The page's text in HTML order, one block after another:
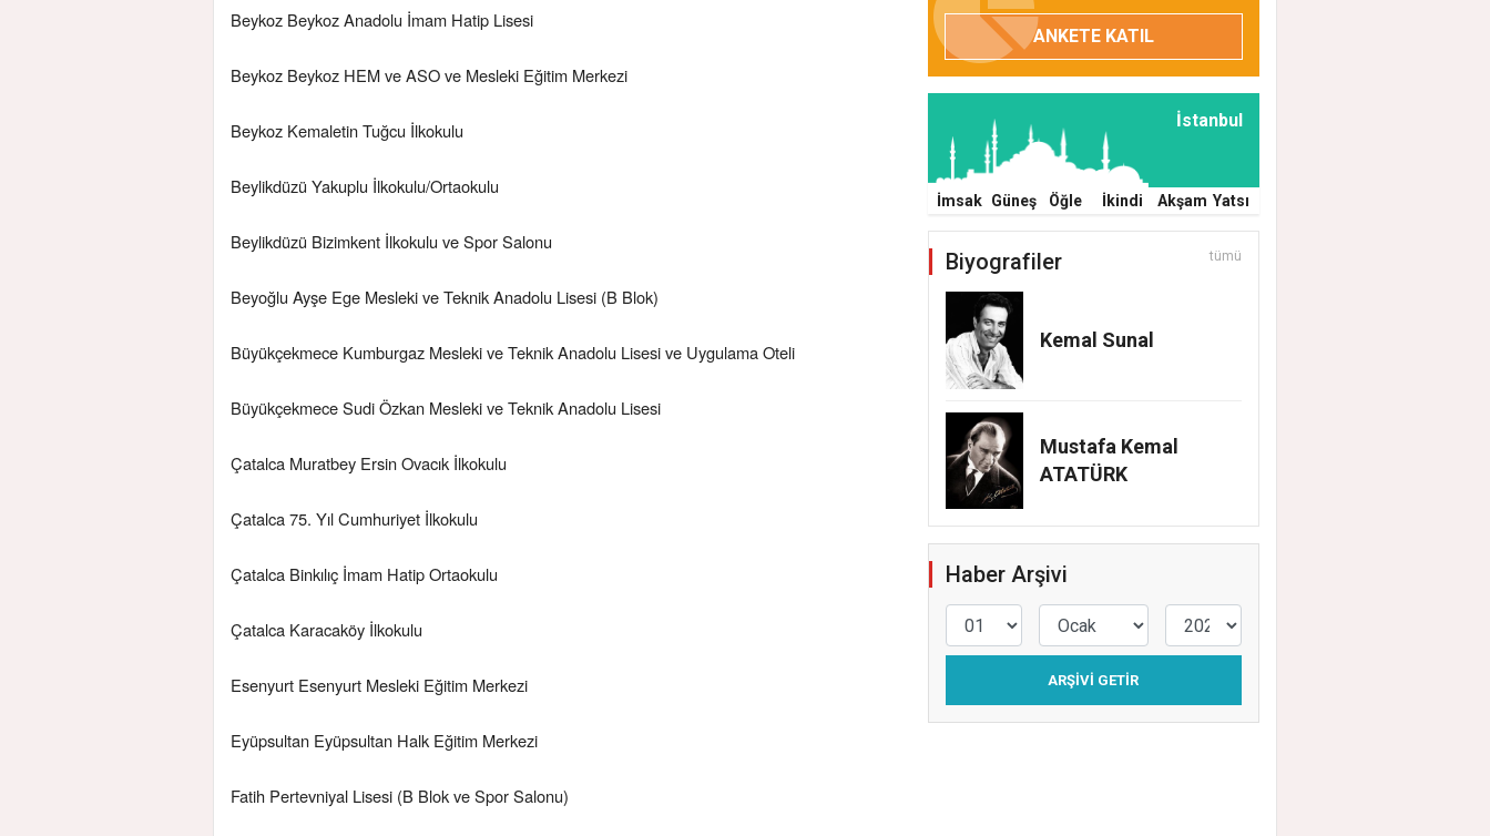
Beykoz Beykoz Anadolu İmam Hatip Lisesi
Beykoz Beykoz HEM ve ASO ve Mesleki Eğitim Merkezi
Beykoz Kemaletin Tuğcu İlkokulu
Beylikdüzü Yakuplu İlkokulu/Ortaokulu
Beylikdüzü Bizimkent İlkokulu ve Spor Salonu
Beyoğlu Ayşe Ege Mesleki ve Teknik Anadolu Lisesi (B Blok)
Büyükçekmece Kumburgaz Mesleki ve Teknik Anadolu Lisesi ve Uygulama Oteli
Büyükçekmece Sudi Özkan Mesleki ve Teknik Anadolu Lisesi
Çatalca Muratbey Ersin Ovacık İlkokulu
Çatalca 75. Yıl Cumhuriyet İlkokulu
Çatalca Binkılıç İmam Hatip Ortaokulu
Çatalca Karacaköy İlkokulu
Esenyurt Esenyurt Mesleki Eğitim Merkezi
Eyüpsultan Eyüpsultan Halk Eğitim Merkezi
Fatih Pertevniyal Lisesi (B Blok ve Spor Salonu)
ANKETE KATIL
İstanbul
İmsak Güneş Öğle İkindi Akşam Yatsı
Biyografiler tümü
Kemal Sunal
Mustafa Kemal
ATATÜRK
Haber Arşivi
ARŞIVI GETIR